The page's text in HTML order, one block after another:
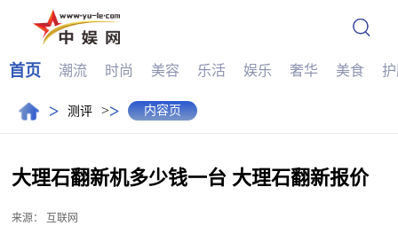
首页 潮流 时尚 美容 乐活 娱乐 奢华 美食
> 测评 >> 内容页
大理石翻新机多少钱一台 大理石翻新报价
来源：
互联网